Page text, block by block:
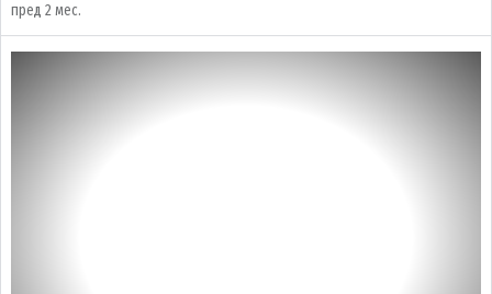
пред 2 мес.